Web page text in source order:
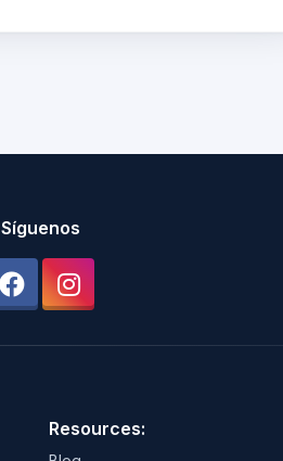
Síguenos
Resources: